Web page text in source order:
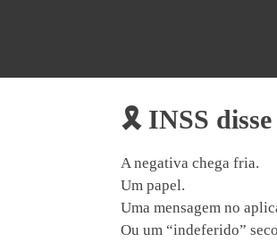
🎗️ INSS
A negativa chega fria.
Um papel.
Uma mensagem no
Ou um “indeferido”